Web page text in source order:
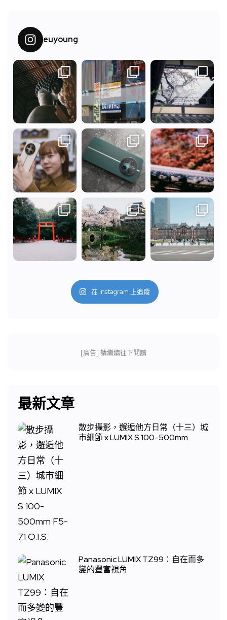
euyoung
在 Instagram 上追蹤
[廣告] 請繼續往下閱讀
最新文章
散步攝影，邂逅他方日常（十三）城
市細節 x LUMIX S 100-500mm
Panasonic LUMIX TZ99：自在而多
變的豐富視角